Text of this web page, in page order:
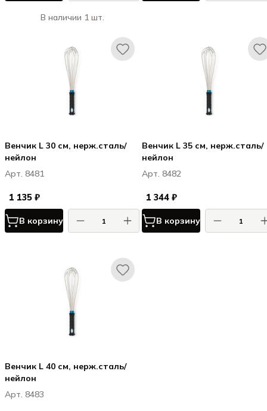
В наличии 1 шт.
Венчик L 30 см, нерж.сталь/
нейлон
Арт. 8481
1 135 ₽
В корзину
Венчик L 35 см, нерж.сталь/
нейлон
Арт. 8482
1 344 ₽
В корзину
Венчик L 40 см, нерж.сталь/
нейлон
Арт. 8483